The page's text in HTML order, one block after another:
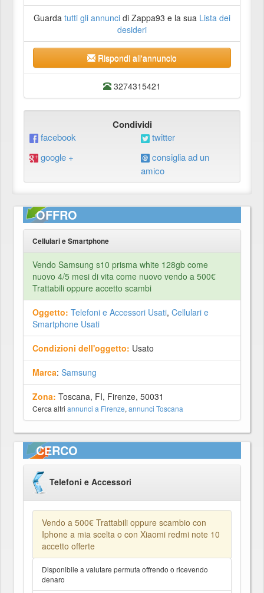
Guarda tutti gli annunci di Zappa93 e la sua Lista dei
desideri
Rispondi all'annuncio
3274315421
Condividi
facebook
twitter
google +
consiglia ad un
amico
OFFRO
Cellulari e Smartphone
Vendo Samsung s10 prisma white 128gb come
nuovo 4/5 mesi di vita come nuovo vendo a 500€
Trattabili oppure accetto scambi
Oggetto: Telefoni e Accessori Usati, Cellulari e
Smartphone Usati
Condizioni dell'oggetto: Usato
Marca: Samsung
Zona: Toscana, FI, Firenze, 50031
Cerca altri annunci a Firenze, annunci Toscana
CERCO
Telefoni e Accessori
Vendo a 500€ Trattabili oppure scambio con
Iphone a mia scelta o con Xiaomi redmi note 10
accetto offerte
Disponibile a valutare permuta offrendo o ricevendo
denaro